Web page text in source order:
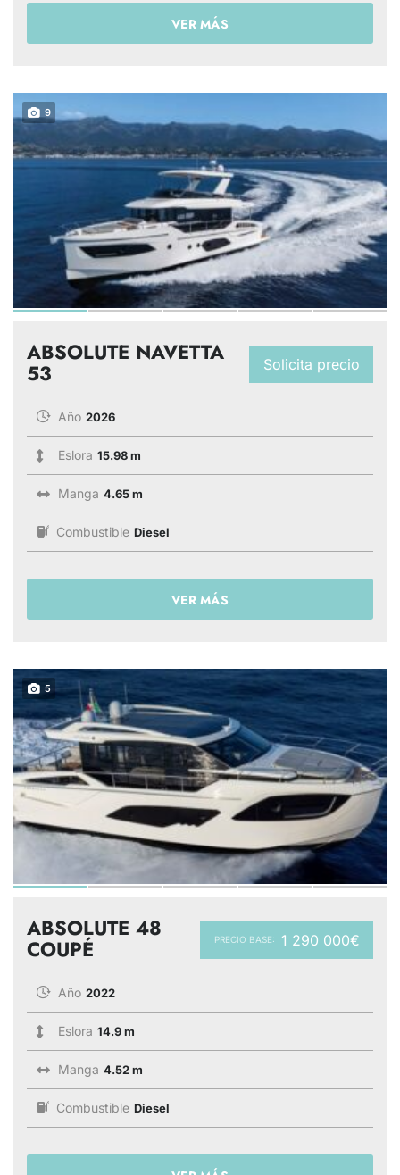
VER MÁS
9
Solicita precio
ABSOLUTE NAVETTA
53
Año 2026
Eslora 15.98 m
Manga 4.65 m
Combustible Diesel
VER MÁS
5
PRECIO BASE: 1 290 000€
ABSOLUTE 48
COUPÉ
Año 2022
Eslora 14.9 m
Manga 4.52 m
Combustible Diesel